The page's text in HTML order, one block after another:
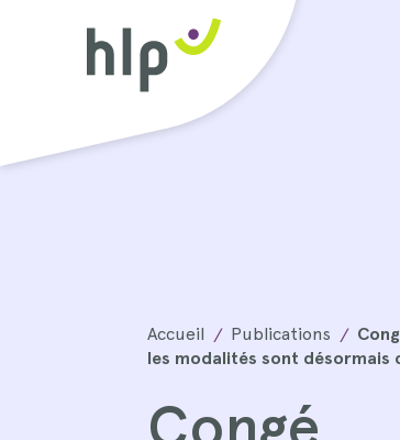
Accueil Publications
les modalités sont désormais